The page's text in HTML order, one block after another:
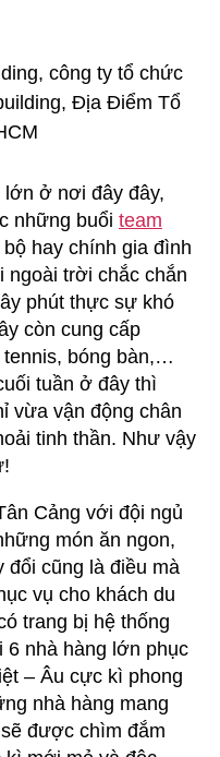
lớn ở nơi đây đây,
những buổi team
hay chính gia đình
ngoài trời chắc chắn
phút thực sự khó
còn cung cấp
bóng bàn,…
tuần ở đây thì
vừa vận động chân
tinh thần. Như vậy
Cảng với đội ngủ
món ăn ngon,
đổi cũng là điều mà
vụ cho khách du
trang bị hệ thống
6 nhà hàng lớn phục
– Âu cực kì phong
nhà hàng mang
được chìm đắm